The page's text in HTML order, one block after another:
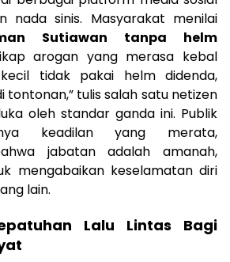
nada sinis. Masyarakat menilai
Sutiawan tanpa helm
arogan yang merasa kebal
kecil tidak pakai helm didenda,
tontonan,” tulis salah satu netizen
oleh standar ganda ini. Publik
keadilan yang merata,
jabatan adalah amanah,
mengabaikan keselamatan diri
lain.
Lalu Lintas Bagi